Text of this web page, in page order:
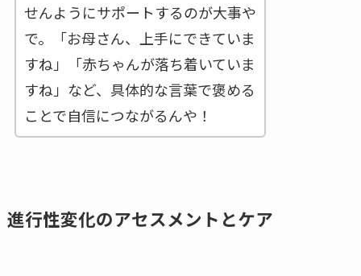
せんようにサポートするのが大事や
で。「お母さん、上手にできていま
すね」「赤ちゃんが落ち着いていま
すね」など、具体的な言葉で褒める
ことで自信につながるんや！
進行性変化のアセスメントとケア